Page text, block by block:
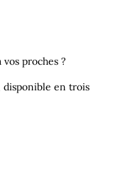
proches ?
disponible en trois